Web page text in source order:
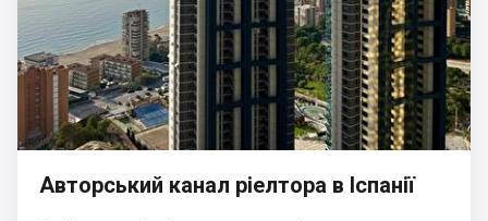
Авторський канал ріелтора в Іспанії